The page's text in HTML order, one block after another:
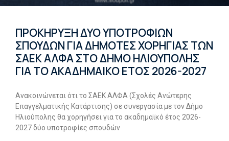
ΠΡΟΚΗΡΥΞΗ ΔΥΟ ΥΠΟΤΡΟΦΙΩΝ
ΣΠΟΥΔΩΝ ΓΙΑ ΔΗΜΟΤΕΣ ΧΟΡΗΓΙΑΣ ΤΩΝ
ΣΑΕΚ ΑΛΦΑ ΣΤΟ ΔΗΜΟ ΗΛΙΟΥΠΟΛΗΣ
ΓΙΑ ΤΟ ΑΚΑΔΗΜΑΙΚΟ ΕΤΟΣ 2026-2027
Ανακοινώνεται ότι το ΣΑΕΚ ΑΛΦΑ (Σχολές Ανώτερης
Επαγγελματικής Κατάρτισης) σε συνεργασία με τον Δήμο
Ηλιούπολης θα χορηγήσει για το ακαδημαϊκό έτος 2026-
2027 δύο υποτροφίες σπουδών